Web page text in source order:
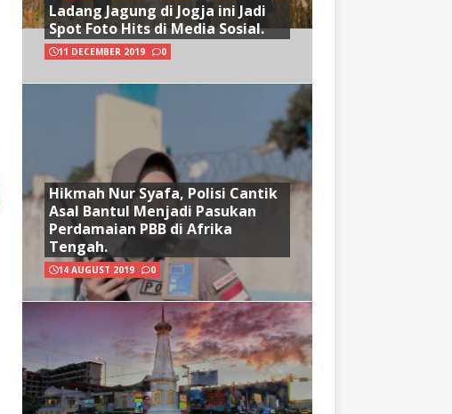
Ladang Jagung di Jogja ini Jadi
Spot Foto Hits di Media Sosial.
11 DECEMBER 2019 0
Hikmah Nur Syafa, Polisi Cantik
Asal Bantul Menjadi Pasukan
Perdamaian PBB di Afrika
Tengah.
14 AUGUST 2019 0